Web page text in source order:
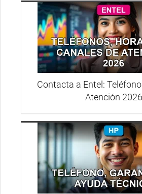
Contacta a Entel:
Atención 2026